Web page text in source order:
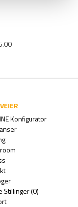
Konfigurator
Stillinger (0)